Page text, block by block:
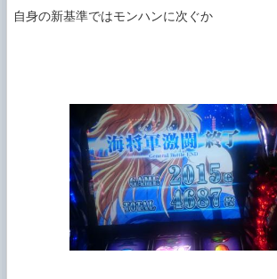
自身の新基準ではモンハンに次ぐか